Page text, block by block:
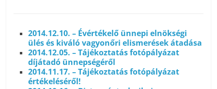
2014.12.10. – Évértékelő ünnepi elnökségi
ülés és kiváló vagyonőri elismerések átadása
2014.12.05. – Tájékoztatás fotópályázat
díjátadó ünnepségéről
2014.11.17. – Tájékoztatás fotópályázat
értékeléséről!